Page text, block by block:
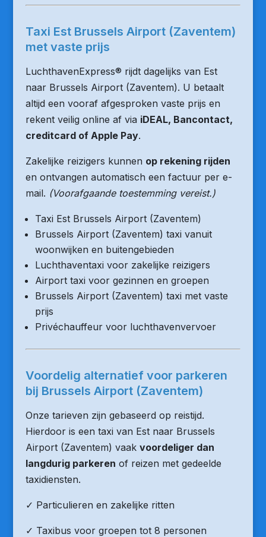
Taxi Est Brussels Airport (Zaventem)
met vaste prijs
LuchthavenExpress® rijdt dagelijks van Est
naar Brussels Airport (Zaventem). U betaalt
altijd een vooraf afgesproken vaste prijs en
rekent veilig online af via iDEAL, Bancontact,
creditcard of Apple Pay.
Zakelijke reizigers kunnen op rekening rijden
en ontvangen automatisch een factuur per e-
mail. (Voorafgaande toestemming vereist.)
Taxi Est Brussels Airport (Zaventem)
Brussels Airport (Zaventem) taxi vanuit
woonwijken en buitengebieden
Luchthaventaxi voor zakelijke reizigers
Airport taxi voor gezinnen en groepen
Brussels Airport (Zaventem) taxi met vaste
prijs
Privéchauffeur voor luchthavenvervoer
Voordelig alternatief voor parkeren
bij Brussels Airport (Zaventem)
Onze tarieven zijn gebaseerd op reistijd.
Hierdoor is een taxi van Est naar Brussels
Airport (Zaventem) vaak voordeliger dan
langdurig parkeren of reizen met gedeelde
taxidiensten.
✓ Particulieren en zakelijke ritten
✓ Taxibus voor groepen tot 8 personen